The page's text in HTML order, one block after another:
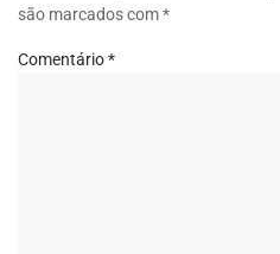
são marcados com*
Comentário*